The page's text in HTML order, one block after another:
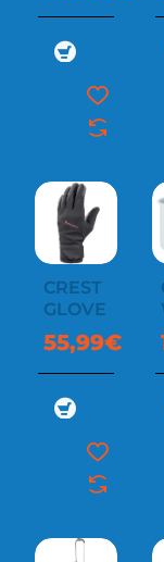
CREST
GLOVE
55,99€